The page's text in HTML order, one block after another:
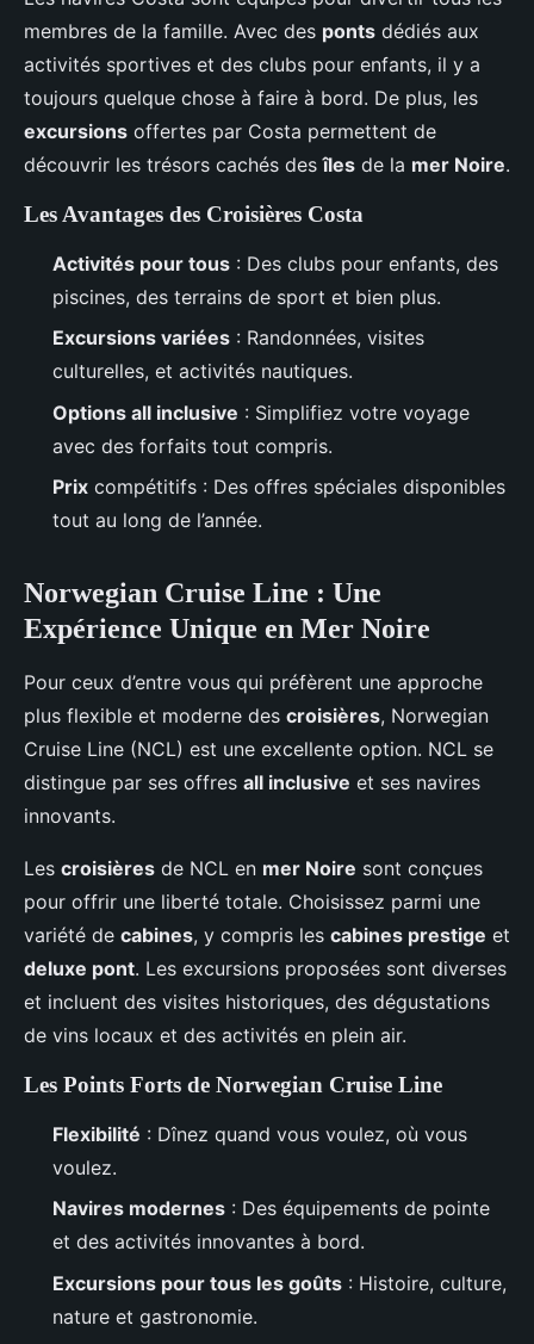
membres de la famille. Avec des ponts dédiés aux
activités sportives et des clubs pour enfants, il y a
toujours quelque chose à faire à bord. De plus, les
excursions offertes par Costa permettent de
découvrir les trésors cachés desîles de la mer Noire.
Les Avantages des Croisières Costa
Activités pour tous : Des clubs pour enfants, des
piscines, des terrains de sport et bien plus.
Excursions variées : Randonnées, visites
culturelles, et activités nautiques.
Options all inclusive : Simplifiez votre voyage
avec des forfaits tout compris.
Prix compétitifs : Des offres spéciales disponibles
tout au long de l’année.
Norwegian Cruise Line : Une
Expérience Unique en Mer Noire
Pour ceux d’entre vous qui préfèrent une approche
plus flexible et moderne des croisières, Norwegian
Cruise Line (NCL) est une excellente option. NCL se
distingue par ses offres all inclusive et ses navires
innovants.
Les croisières de NCL en mer Noire sont conçues
pour offrir une liberté totale. Choisissez parmi une
variété de cabines, y compris les cabines prestige et
deluxe pont. Les excursions proposées sont diverses
et incluent des visites historiques, des dégustations
de vins locaux et des activités en plein air.
Les Points Forts de Norwegian Cruise Line
Flexibilité : Dînez quand vous voulez, où vous
voulez.
Navires modernes : Des équipements de pointe
et des activités innovantes à bord.
Excursions pour tous les goûts : Histoire, culture,
nature et gastronomie.